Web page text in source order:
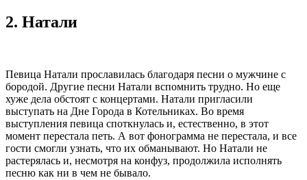
2. Натали
Певица Натали прославилась благодаря песни о мужчине с
бородой. Другие песни Натали вспомнить трудно. Но еще
хуже дела обстоят с концертами. Натали пригласили
выступать на Дне Города в Котельниках. Во время
выступления певица споткнулась и, естественно, в этот
момент перестала петь. А вот фонограмма не перестала, и все
гости смогли узнать, что их обманывают. Но Натали не
растерялась и, несмотря на конфуз, продолжила исполнять
песню как ни в чем не бывало.